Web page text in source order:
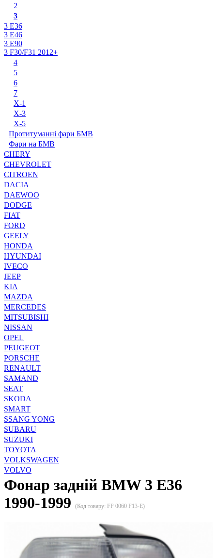
2
3
3 E36
3 E46
3 E90
3 F30/F31 2012+
4
5
6
7
X-1
X-3
X-5
Протитуманні фари БМВ
Фари на БМВ
CHERY
CHEVROLET
CITROEN
DACIA
DAEWOO
DODGE
FIAT
FORD
GEELY
HONDA
HYUNDAI
IVECO
JEEP
KIA
MAZDA
MERCEDES
MITSUBISHI
NISSAN
OPEL
PEUGEOT
PORSCHE
RENAULT
SAMAND
SEAT
SKODA
SMART
SSANG YONG
SUBARU
SUZUKI
TOYOTA
VOLKSWAGEN
VOLVO
Фонар задній BMW 3 E36
1990-1999
(Код товару: FP 0060 F13-E)